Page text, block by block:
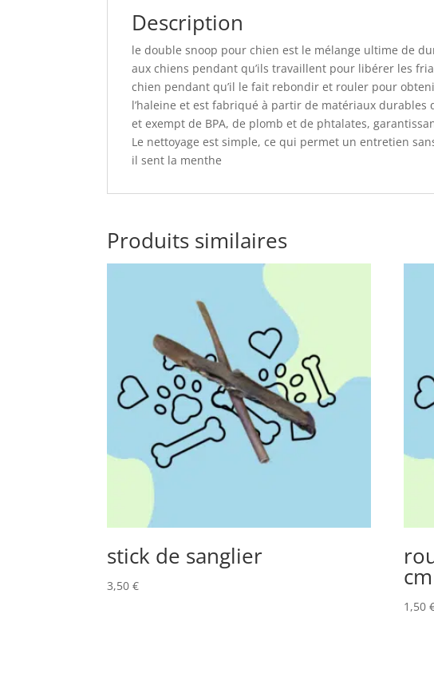
Description
le double snoop pour chien est le mélange ultime de
aux chiens pendant qu’ils travaillent pour libérer les
chien pendant qu’il le fait rebondir et rouler pour
l’haleine et est fabriqué à partir de matériaux
et exempt de BPA, de plomb et de phtalates,
Le nettoyage est simple, ce qui permet un entretien
il sent la menthe
Produits similaires
stick de sanglier
3,50€ cm
1,50